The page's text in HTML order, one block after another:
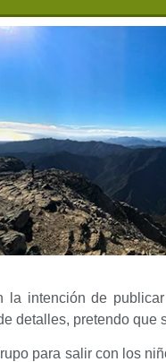
la intención de
detalles, pretendo que
para salir con los